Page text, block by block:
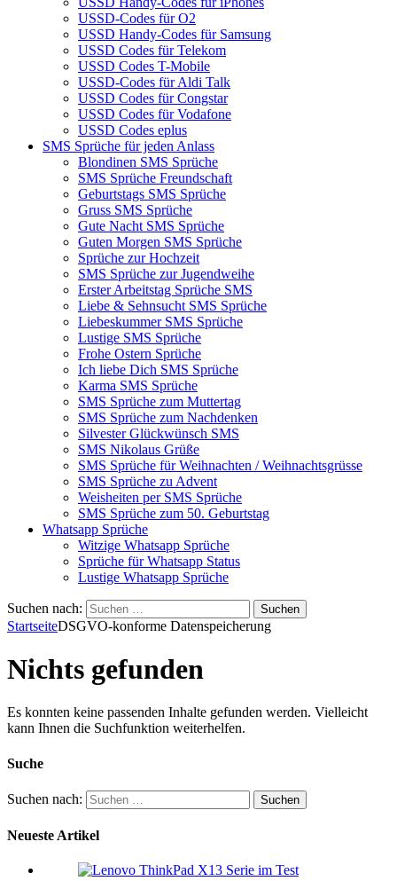
USSD-Codes für O2
USSD Handy-Codes für Samsung
USSD Codes für Telekom
USSD Codes T-Mobile
USSD-Codes für Aldi Talk
USSD Codes für Congstar
USSD Codes für Vodafone
USSD Codes eplus
SMS Sprüche für jeden Anlass
Blondinen SMS Sprüche
SMS Sprüche Freundschaft
Geburtstags SMS Sprüche
Gruss SMS Sprüche
Gute Nacht SMS Sprüche
Guten Morgen SMS Sprüche
Sprüche zur Hochzeit
SMS Sprüche zur Jugendweihe
Erster Arbeitstag Sprüche SMS
Liebe & Sehnsucht SMS Sprüche
Liebeskummer SMS Sprüche
Lustige SMS Sprüche
Frohe Ostern Sprüche
Ich liebe Dich SMS Sprüche
Karma SMS Sprüche
SMS Sprüche zum Muttertag
SMS Sprüche zum Nachdenken
Silvester Glückwünsch SMS
SMS Nikolaus Grüße
SMS Sprüche für Weihnachten / Weihnachtsgrüsse
SMS Sprüche zu Advent
Weisheiten per SMS Sprüche
SMS Sprüche zum 50. Geburtstag
Whatsapp Sprüche
Witzige Whatsapp Sprüche
Sprüche für Whatsapp Status
Lustige Whatsapp Sprüche
Suchen nach:
StartseiteDSGVO-konforme Datenspeicherung
Nichts gefunden
Es konnten keine passenden Inhalte gefunden werden. Vielleicht
kann Ihnen die Suchfunktion weiterhelfen.
Suche
Suchen nach:
Neueste Artikel